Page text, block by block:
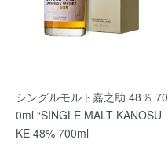
シングルモルト嘉之助 48％ 70
0ml “SINGLE MALT KANOSU
KE 48% 700ml